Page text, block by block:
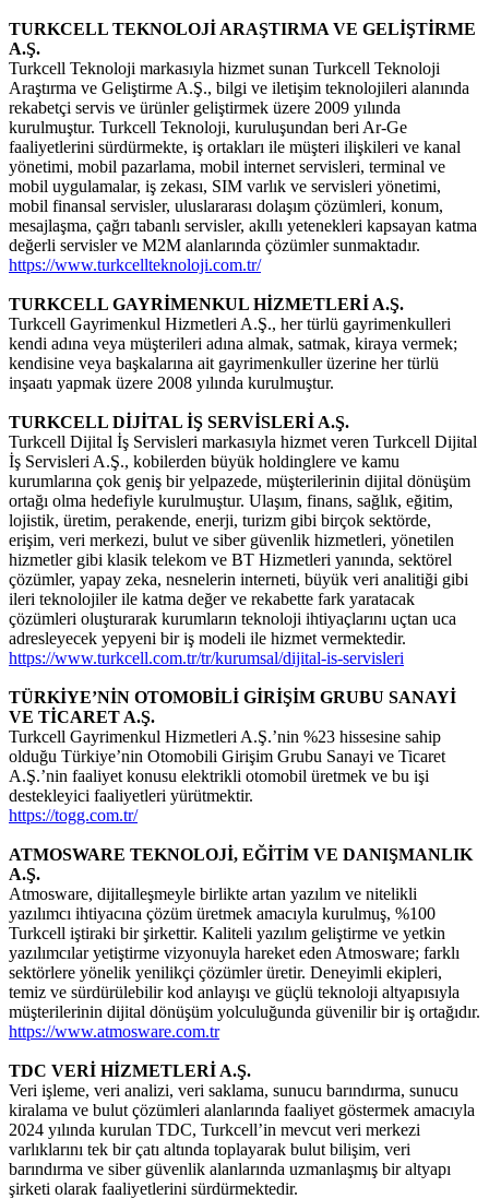
TURKCELL TEKNOLOJİ ARAŞTIRMA VE GELİŞTİRME
A.Ş.
Turkcell Teknoloji markasıyla hizmet sunan Turkcell Teknoloji
Araştırma ve Geliştirme A.Ş., bilgi ve iletişim teknolojileri alanında
rekabetçi servis ve ürünler geliştirmek üzere 2009 yılında
kurulmuştur. Turkcell Teknoloji, kuruluşundan beri Ar-Ge
faaliyetlerini sürdürmekte, iş ortakları ile müşteri ilişkileri ve kanal
yönetimi, mobil pazarlama, mobil internet servisleri, terminal ve
mobil uygulamalar, iş zekası, SIM varlık ve servisleri yönetimi,
mobil finansal servisler, uluslararası dolaşım çözümleri, konum,
mesajlaşma, çağrı tabanlı servisler, akıllı yetenekleri kapsayan katma
değerli servisler ve M2M alanlarında çözümler sunmaktadır.
https://www.turkcellteknoloji.com.tr/
TURKCELL GAYRİMENKUL HİZMETLERİ A.Ş.
Turkcell Gayrimenkul Hizmetleri A.Ş., her türlü gayrimenkulleri
kendi adına veya müşterileri adına almak, satmak, kiraya vermek;
kendisine veya başkalarına ait gayrimenkuller üzerine her türlü
inşaatı yapmak üzere 2008 yılında kurulmuştur.
TURKCELL DİJİTAL İŞ SERVİSLERİ A.Ş.
Turkcell Dijital İş Servisleri markasıyla hizmet veren Turkcell Dijital
İş Servisleri A.Ş., kobilerden büyük holdinglere ve kamu
kurumlarına çok geniş bir yelpazede, müşterilerinin dijital dönüşüm
ortağı olma hedefiyle kurulmuştur. Ulaşım, finans, sağlık, eğitim,
lojistik, üretim, perakende, enerji, turizm gibi birçok sektörde,
erişim, veri merkezi, bulut ve siber güvenlik hizmetleri, yönetilen
hizmetler gibi klasik telekom ve BT Hizmetleri yanında, sektörel
çözümler, yapay zeka, nesnelerin interneti, büyük veri analitiği gibi
ileri teknolojiler ile katma değer ve rekabette fark yaratacak
çözümleri oluşturarak kurumların teknoloji ihtiyaçlarını uçtan uca
adresleyecek yepyeni bir iş modeli ile hizmet vermektedir.
https://www.turkcell.com.tr/tr/kurumsal/dijital-is-servisleri
TÜRKİYE’NİN OTOMOBİLİ GİRİŞİM GRUBU SANAYİ
VE TİCARET A.Ş.
Turkcell Gayrimenkul Hizmetleri A.Ş.’nin %23 hissesine sahip
olduğu Türkiye’nin Otomobili Girişim Grubu Sanayi ve Ticaret
A.Ş.’nin faaliyet konusu elektrikli otomobil üretmek ve bu işi
destekleyici faaliyetleri yürütmektir.
https://togg.com.tr/
ATMOSWARE TEKNOLOJİ, EĞİTİM VE DANIŞMANLIK
A.Ş.
Atmosware, dijitalleşmeyle birlikte artan yazılım ve nitelikli
yazılımcı ihtiyacına çözüm üretmek amacıyla kurulmuş, %100
Turkcell iştiraki bir şirkettir. Kaliteli yazılım geliştirme ve yetkin
yazılımcılar yetiştirme vizyonuyla hareket eden Atmosware; farklı
sektörlere yönelik yenilikçi çözümler üretir. Deneyimli ekipleri,
temiz ve sürdürülebilir kod anlayışı ve güçlü teknoloji altyapısıyla
müşterilerinin dijital dönüşüm yolculuğunda güvenilir bir iş ortağıdır.
https://www.atmosware.com.tr
TDC VERİ HİZMETLERİ A.Ş.
Veri işleme, veri analizi, veri saklama, sunucu barındırma, sunucu
kiralama ve bulut çözümleri alanlarında faaliyet göstermek amacıyla
2024 yılında kurulan TDC, Turkcell’in mevcut veri merkezi
varlıklarını tek bir çatı altında toplayarak bulut bilişim, veri
barındırma ve siber güvenlik alanlarında uzmanlaşmış bir altyapı
şirketi olarak faaliyetlerini sürdürmektedir.